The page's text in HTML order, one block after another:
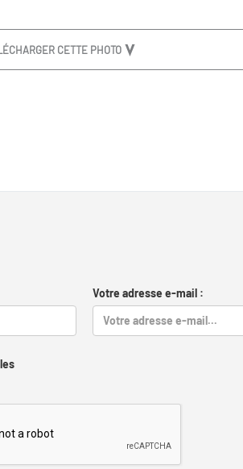
CETTE PHOTO
Votre adresse e-mail :